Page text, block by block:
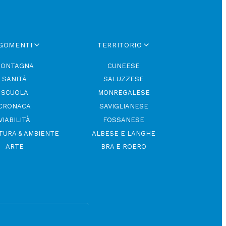
SANITÀ
SCUOLA
& AMBIENTE
ARTE
TERRITORIO
CUNEESE
SALUZZESE
MONREGALESE
SAVIGLIANESE
FOSSANESE
ALBESE E LANGHE
BRA E ROERO